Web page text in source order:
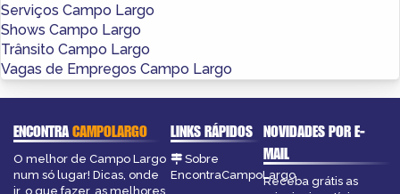
Serviços Campo Largo
Shows Campo Largo
Trânsito Campo Largo
Vagas de Empregos Campo Largo
ENCONTRACAMPOLARGO
O melhor de Campo Largo
num só lugar! Dicas, onde
ir, o que fazer, as melhores
LINKS RÁPIDOS
Sobre
EncontraCampoLargo
NOVIDADES POR E-
MAIL
Receba grátis as